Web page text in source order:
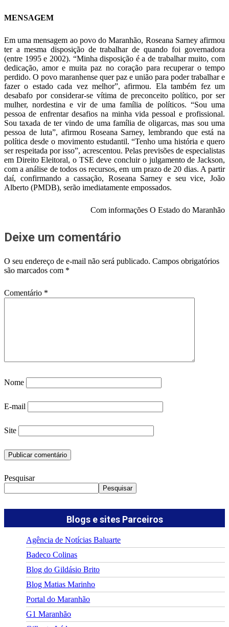
MENSAGEM
Em uma mensagem ao povo do Maranhão, Roseana Sarney afirmou
ter a mesma disposição de trabalhar de quando foi governadora
(entre 1995 e 2002). “Minha disposição é a de trabalhar muito, com
dedicação, amor e muita paz no coração para recuperar o tempo
perdido. O povo maranhense quer paz e união para poder trabalhar e
fazer o estado cada vez melhor”, afirmou. Ela também fez um
desabafo por considerar-se vítima de preconceito político, por ser
mulher, nordestina e vir de uma família de políticos. “Sou uma
pessoa de enfrentar desafios na minha vida pessoal e profissional.
Sou taxada de ter vindo de uma família de oligarcas, mas sou uma
pessoa de luta”, afirmou Roseana Sarney, lembrando que está na
política desde o movimento estudantil. “Tenho uma história e quero
ser respeitada por isso”, acrescentou. Pelas previsões de especialistas
em Direito Eleitoral, o TSE deve concluir o julgamento de Jackson,
com a análise de todos os recursos, em um prazo de 20 dias. A partir
daí, confirmando a cassação, Roseana Sarney e seu vice, João
Alberto (PMDB), serão imediatamente empossados.
Com informações O Estado do Maranhão
Deixe um comentário
O seu endereço de e-mail não será publicado. Campos obrigatórios
são marcados com *
Comentário *
Nome
E-mail
Site
Pesquisar
Pesquisar
Blogs e sites Parceiros
Agência de Notícias Baluarte
Badeco Colinas
Blog do Gildásio Brito
Blog Matias Marinho
Portal do Maranhão
G1 Maranhão